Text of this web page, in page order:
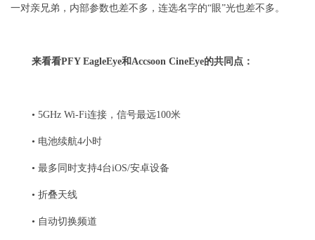
一对亲兄弟，内部参数也差不多，连选名字的“眼”光也差不多。
来看看PFY EagleEye和Accsoon CineEye的共同点：
• 5GHz Wi-Fi连接，信号最远100米
• 电池续航4小时
• 最多同时支持4台iOS/安卓设备
• 折叠天线
• 自动切换频道